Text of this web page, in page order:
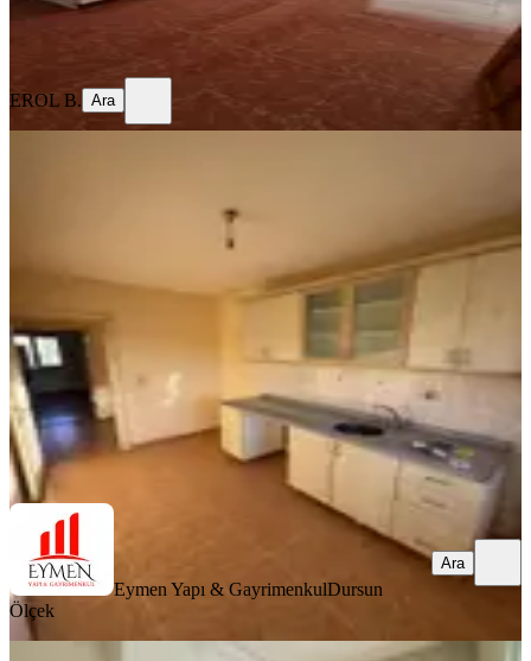
EROL B.
EROL B. Ara
Merkez, Ak Kent Mahallesi
·4. Kat·05.08.2026
Eymen Yapı & Gayrimenkul Dursun Ölçek
Ara
Eymen Yapı & GayrimenkulDursun
Ölçek
Ara